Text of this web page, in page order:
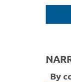
By